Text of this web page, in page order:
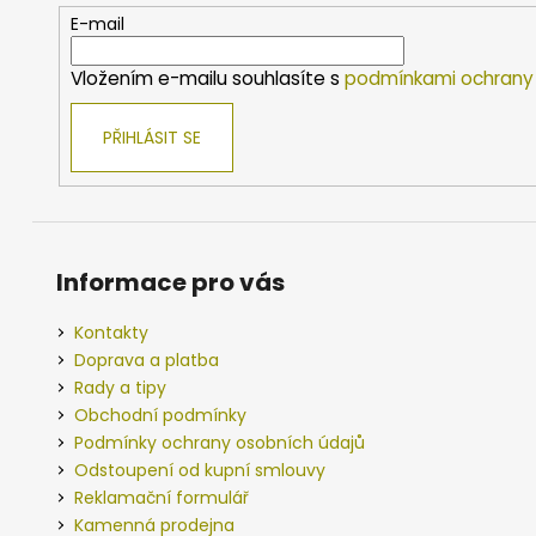
E-mail
Vložením e-mailu souhlasíte s podmínkami
PŘIHLÁSIT SE
Informace pro vás
Kontakty
Doprava a platba
Rady a tipy
Obchodní podmínky
Podmínky ochrany osobních údajů
Odstoupení od kupní smlouvy
Reklamační formulář
Kamenná prodejna